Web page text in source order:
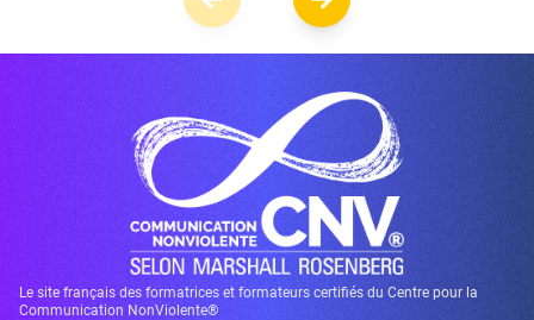
Le site français des formatrices et formateurs certifiés du Centre pour la
Communication NonViolente®